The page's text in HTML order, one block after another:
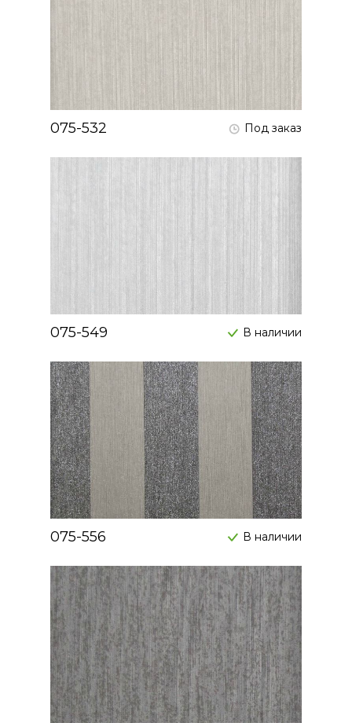
075-532 Под заказ
075-549 В наличии
075-556 В наличии